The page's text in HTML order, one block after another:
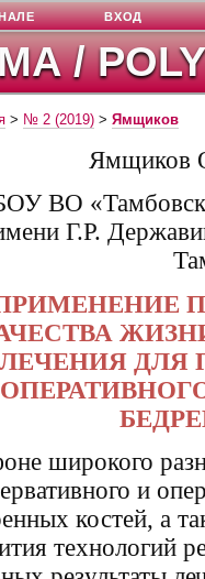
/
ВХОД
> № 2 (2019) >Ямщиков
Ямщиков
ВО
Г.Р.
ЛЕЧЕНИЯ ДЛЯ
широкого
и
костей, а
технологий